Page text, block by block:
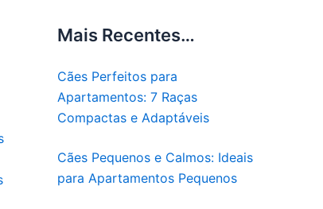
Mais Recentes…
Cães Perfeitos para
Apartamentos: 7 Raças
Compactas e Adaptáveis
Cães Pequenos e Calmos: Ideais
para Apartamentos Pequenos